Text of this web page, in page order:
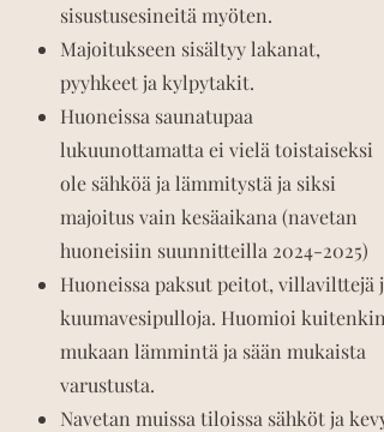
sisustusesineitä myöten.
Majoitukseen sisältyy lakanat,
pyyhkeet ja kylpytakit.
Huoneissa saunatupaa
lukuunottamatta ei vielä toistaiseksi
ole sähköä ja lämmitystä ja siksi
majoitus vain kesäaikana (navetan
huoneisiin suunnitteilla 2024-2025)
Huoneissa paksut peitot, villavilttejä ja
kuumavesipulloja. Huomioi kuitenkin
mukaan lämmintä ja sään mukaista
varustusta.
Navetan muissa tiloissa sähköt ja kevyt